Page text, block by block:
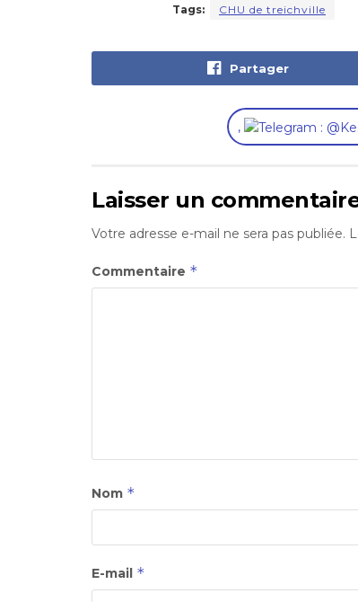
Tags: CHU de treichville
Partager
,
Laisser un
Votre adresse e-mail ne sera pas publiée.
Commentaire *
Nom *
E-mail *